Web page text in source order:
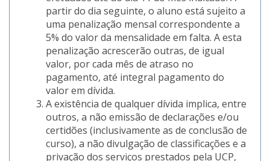
partir do dia seguinte, o aluno está sujeito a
uma penalização mensal correspondente a
5% do valor da mensalidade em falta. A esta
penalização acrescerão outras, de igual
valor, por cada mês de atraso no
pagamento, até integral pagamento do
valor em dívida.
A existência de qualquer dívida implica, entre
outros, a não emissão de declarações e/ou
certidões (inclusivamente as de conclusão de
curso), a não divulgação de classificações e a
privação dos serviços prestados pela UCP,